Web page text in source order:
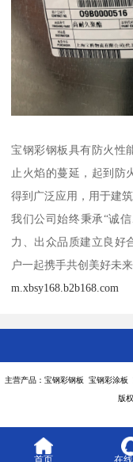
宝钢彩钢板具有防火性
止火焰的蔓延，起到防
得到广泛应用，用于建
我们公司始终秉承“诚
力、出众品质建立良好
户一起携手共创美好未来
m.xbsy168.b2b168.com
主营产品：宝钢彩钢板 宝钢彩涂
版
首页 在